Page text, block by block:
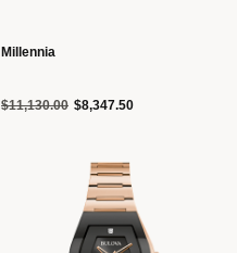
Millennia
Precio reducido de
$11,130.00a$8,347.50